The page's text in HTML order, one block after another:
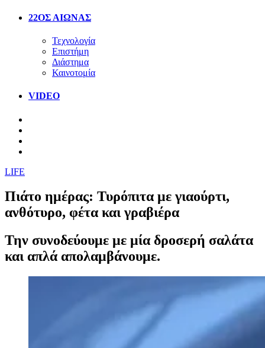
22ΟΣ ΑΙΩΝΑΣ
Τεχνολογία
Επιστήμη
Διάστημα
Καινοτομία
VIDEO
LIFE
Πιάτο ημέρας: Τυρόπιτα με γιαούρτι,
ανθότυρο, φέτα και γραβιέρα
Την συνοδεύουμε με μία δροσερή σαλάτα
και απλά απολαμβάνουμε.